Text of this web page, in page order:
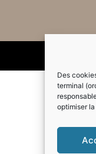
Des
terminal
optimiser